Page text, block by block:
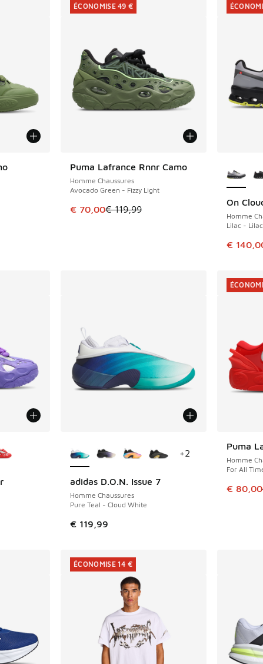
Prix en baisse de € 119,99 à € 80,00
Puma Lafrance Rnnr Camo
Homme Chaussures
Avocado Green - Fizzy Light
Cet article est en promotion. Prix en baisse
€ 70,00€ 119,99
ÉCONOMISE 49 €
ÉCONOMISE 49 €
On
Homme
Lilac - Lilac
Cet
€
adidas D.O.N. Issue 7
Homme Chaussures
Pure Teal - Cloud White
€ 119,99
+2
Puma
Homme
For All
Cet
€ 80,00
ÉCONOMISE 14 €